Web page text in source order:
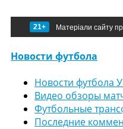
21+ Матеріали сайту
Новости футбола
Новости футбола
Видео обзоры
Футбольные
Последние